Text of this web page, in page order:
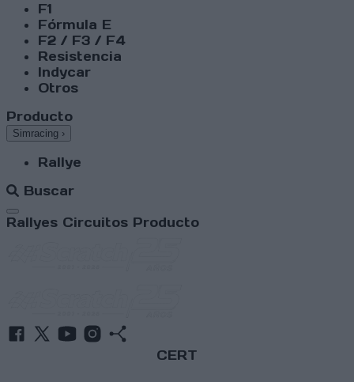
F1
Fórmula E
F2 / F3 / F4
Resistencia
Indycar
Otros
Producto
Simracing ›
Rallye
Buscar
Abrir menú
Rallyes Circuitos Producto
CERT